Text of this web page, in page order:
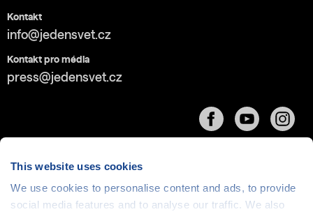
This website uses cookies
We use cookies to personalise content and ads, to provide
social media features and to analyse our traffic. We also
Kontakt
info@jedensvet.cz
Kontakt pro média
press@jedensvet.cz
Cookies| © 1999-2026 Člověk v tísni o.p.s., web běží